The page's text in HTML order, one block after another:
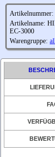
Artikelnummer:
Artikelname:
EC-3000
Warengruppe: